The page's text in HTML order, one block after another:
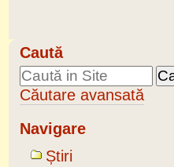
Caută
Căutare avansată
Navigare
Știri